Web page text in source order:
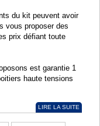
du kit peuvent avoir
vous proposer des
prix défiant toute
est garantie 1
haute tensions
LIRE LA SUITE